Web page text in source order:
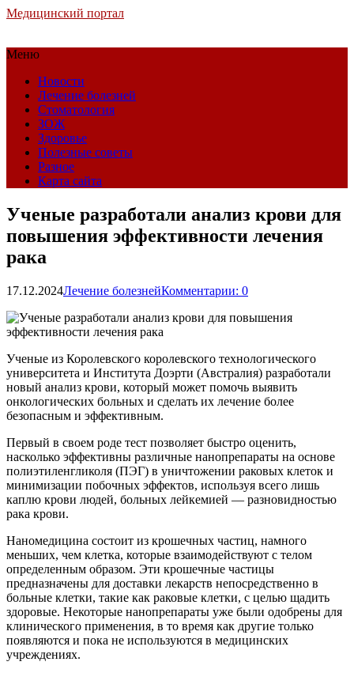
Медицинский портал
Меню
Новости
Лечение болезней
Стоматология
ЗОЖ
Здоровье
Полезные советы
Разное
Карта сайта
Ученые разработали анализ крови для
повышения эффективности лечения
рака
17.12.2024Лечение болезнейКомментарии: 0
Ученые из Королевского королевского технологического
университета и Института Доэрти (Австралия) разработали
новый анализ крови, который может помочь выявить
онкологических больных и сделать их лечение более
безопасным и эффективным.
Первый в своем роде тест позволяет быстро оценить,
насколько эффективны различные нанопрепараты на основе
полиэтиленгликоля (ПЭГ) в уничтожении раковых клеток и
минимизации побочных эффектов, используя всего лишь
каплю крови людей, больных лейкемией — разновидностью
рака крови.
Наномедицина состоит из крошечных частиц, намного
меньших, чем клетка, которые взаимодействуют с телом
определенным образом. Эти крошечные частицы
предназначены для доставки лекарств непосредственно в
больные клетки, такие как раковые клетки, с целью щадить
здоровые. Некоторые нанопрепараты уже были одобрены для
клинического применения, в то время как другие только
появляются и пока не используются в медицинских
учреждениях.